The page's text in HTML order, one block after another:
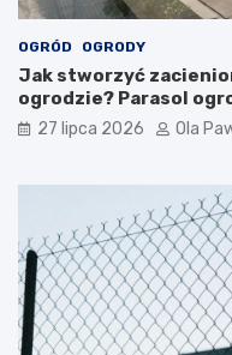
OGRÓD OGRODY
Jak stworzyć
ogrodzie? Parasol
27 lipca 2026 Ola